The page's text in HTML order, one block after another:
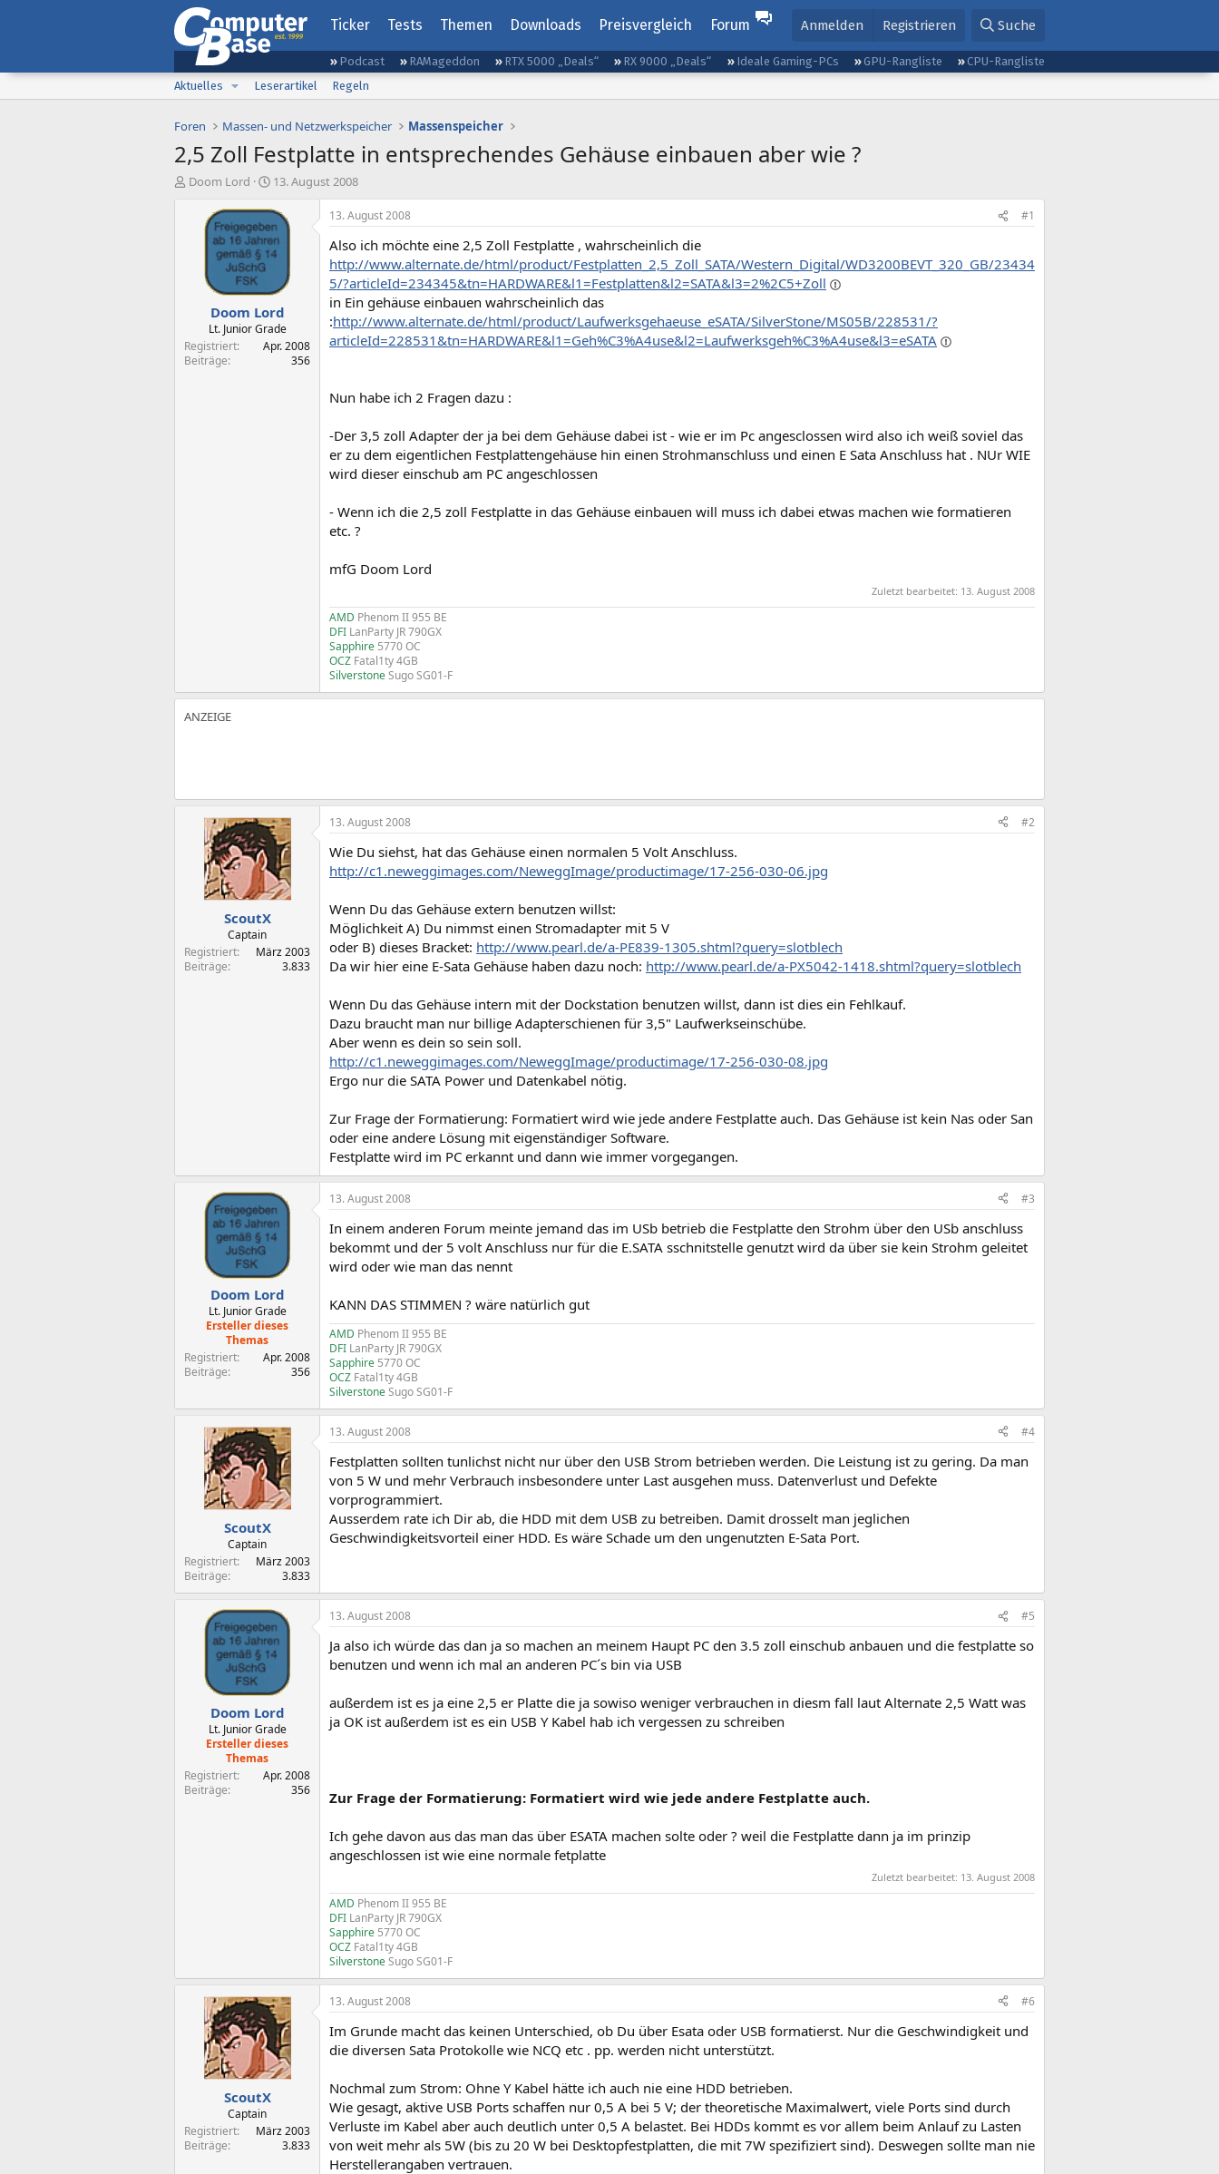
Ticker Tests Themen Downloads Preisvergleich Forum Anmelden Registrieren Suche
Podcast RAMageddon RTX 5000 „Deals“ RX 9000 „Deals“ Ideale Gaming-PCs GPU-Rangliste
CPU-Rangliste
Aktuelles
Leserartikel Regeln
Foren Massen- und Netzwerkspeicher Massenspeicher
2,5 Zoll Festplatte in entsprechendes Gehäuse einbauen aber wie ?
E
Doom Lord
E
s
t
e
l
t
a
m
13. August 2008
Doom Lord
Lt. Junior Grade
Registriert
Apr. 2008
Beiträge
356
13. August 2008 #1
Also ich möchte eine 2,5 Zoll Festplatte , wahrscheinlich die
http://www.alternate.de/html/product/Festplatten_2,5_Zoll_SATA/Western_Digital/WD3200BEVT_320_GB/23434
5/?articleId=234345&tn=HARDWARE&l1=Festplatten&l2=SATA&l3=2%2C5+Zoll
in Ein gehäuse einbauen wahrscheinlich das
:http://www.alternate.de/html/product/Laufwerksgehaeuse_eSATA/SilverStone/MS05B/228531/?
articleId=228531&tn=HARDWARE&l1=Geh%C3%A4use&l2=Laufwerksgeh%C3%A4use&l3=eSATA
Nun habe ich 2 Fragen dazu :
-Der 3,5 zoll Adapter der ja bei dem Gehäuse dabei ist - wie er im Pc angesclossen wird also ich weiß soviel das
er zu dem eigentlichen Festplattengehäuse hin einen Strohmanschluss und einen E Sata Anschluss hat . NUr WIE
wird dieser einschub am PC angeschlossen
- Wenn ich die 2,5 zoll Festplatte in das Gehäuse einbauen will muss ich dabei etwas machen wie formatieren
etc. ?
mfG Doom Lord
Zuletzt bearbeitet: 13. August 2008
AMD Phenom II 955 BE
DFI LanParty JR 790GX
Sapphire 5770 OC
OCZ Fatal1ty 4GB
SilverstoneSugo SG01-F
ScoutX
Captain
Registriert
März 2003
Beiträge
3.833
13. August 2008 #2
Wie Du siehst, hat das Gehäuse einen normalen 5 Volt Anschluss.
http://c1.neweggimages.com/NeweggImage/productimage/17-256-030-06.jpg
Wenn Du das Gehäuse extern benutzen willst:
Möglichkeit A) Du nimmst einen Stromadapter mit 5 V
oder B) dieses Bracket: http://www.pearl.de/a-PE839-1305.shtml?query=slotblech
Da wir hier eine E-Sata Gehäuse haben dazu noch: http://www.pearl.de/a-PX5042-1418.shtml?query=slotblech
Wenn Du das Gehäuse intern mit der Dockstation benutzen willst, dann ist dies ein Fehlkauf.
Dazu braucht man nur billige Adapterschienen für 3,5" Laufwerkseinschübe.
Aber wenn es dein so sein soll.
http://c1.neweggimages.com/NeweggImage/productimage/17-256-030-08.jpg
Ergo nur die SATA Power und Datenkabel nötig.
Zur Frage der Formatierung: Formatiert wird wie jede andere Festplatte auch. Das Gehäuse ist kein Nas oder San
oder eine andere Lösung mit eigenständiger Software.
Festplatte wird im PC erkannt und dann wie immer vorgegangen.
Doom Lord
Lt. Junior Grade
Ersteller dieses
Themas
Registriert
Apr. 2008
Beiträge
356
13. August 2008 #3
In einem anderen Forum meinte jemand das im USb betrieb die Festplatte den Strohm über den USb anschluss
bekommt und der 5 volt Anschluss nur für die E.SATA sschnitstelle genutzt wird da über sie kein Strohm geleitet
wird oder wie man das nennt
KANN DAS STIMMEN ? wäre natürlich gut
AMD Phenom II 955 BE
DFI LanParty JR 790GX
Sapphire 5770 OC
OCZ Fatal1ty 4GB
SilverstoneSugo SG01-F
ScoutX
Captain
Registriert
März 2003
Beiträge
3.833
13. August 2008 #4
Festplatten sollten tunlichst nicht nur über den USB Strom betrieben werden. Die Leistung ist zu gering. Da man
von 5 W und mehr Verbrauch insbesondere unter Last ausgehen muss. Datenverlust und Defekte
vorprogrammiert.
Ausserdem rate ich Dir ab, die HDD mit dem USB zu betreiben. Damit drosselt man jeglichen
Geschwindigkeitsvorteil einer HDD. Es wäre Schade um den ungenutzten E-Sata Port.
Doom Lord
Lt. Junior Grade
Ersteller dieses
Themas
Registriert
Apr. 2008
Beiträge
356
13. August 2008 #5
Ja also ich würde das dan ja so machen an meinem Haupt PC den 3.5 zoll einschub anbauen und die festplatte so
benutzen und wenn ich mal an anderen PC´s bin via USB
außerdem ist es ja eine 2,5 er Platte die ja sowiso weniger verbrauchen in diesm fall laut Alternate 2,5 Watt was
ja OK ist außerdem ist es ein USB Y Kabel hab ich vergessen zu schreiben
Zur Frage der Formatierung: Formatiert wird wie jede andere Festplatte auch.
Ich gehe davon aus das man das über ESATA machen solte oder ? weil die Festplatte dann ja im prinzip
angeschlossen ist wie eine normale fetplatte
Zuletzt bearbeitet: 13. August 2008
AMD Phenom II 955 BE
DFI LanParty JR 790GX
Sapphire 5770 OC
OCZ Fatal1ty 4GB
SilverstoneSugo SG01-F
ScoutX
Captain
Registriert
März 2003
Beiträge
3.833
13. August 2008 #6
Im Grunde macht das keinen Unterschied, ob Du über Esata oder USB formatierst. Nur die Geschwindigkeit und
die diversen Sata Protokolle wie NCQ etc . pp. werden nicht unterstützt.
Nochmal zum Strom: Ohne Y Kabel hätte ich auch nie eine HDD betrieben.
Wie gesagt, aktive USB Ports schaffen nur 0,5 A bei 5 V; der theoretische Maximalwert, viele Ports sind durch
Verluste im Kabel aber auch deutlich unter 0,5 A belastet. Bei HDDs kommt es vor allem beim Anlauf zu Lasten
von weit mehr als 5W (bis zu 20 W bei Desktopfestplatten, die mit 7W spezifiziert sind). Deswegen sollte man nie
Herstellerangaben vertrauen.